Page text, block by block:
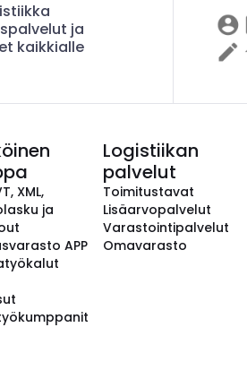
ja
kaikkialle
XML,
ja
APP
Logistiikan
palvelut
Toimitustavat
Lisäarvopalvelut
Varastointipalvelut
Omavarasto